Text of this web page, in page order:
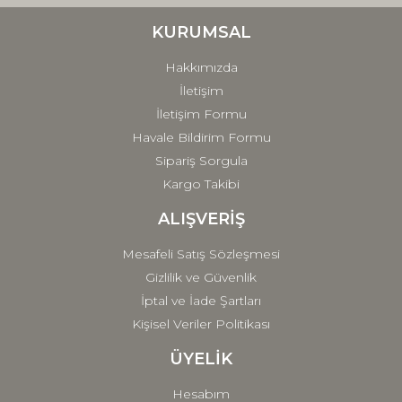
Ürün fiyatı diğer sitelerden daha pahalı.
Gönder
KURUMSAL
Hakkımızda
İletişim
İletişim Formu
Havale Bildirim Formu
Sipariş Sorgula
Kargo Takibi
ALIŞVERİŞ
Mesafeli Satış Sözleşmesi
Gizlilik ve Güvenlik
İptal ve İade Şartları
Kişisel Veriler Politikası
ÜYELİK
Hesabım